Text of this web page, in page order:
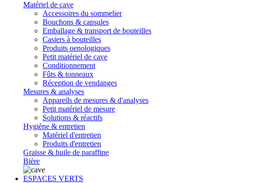
Matériel de cave
Accessoires du sommelier
Bouchons & capsules
Emballage & transport de bouteilles
Casiers à bouteilles
Produits oenologiques
Petit matériel de cave
Conditionnement
Fûts & tonneaux
Réception de vendanges
Mesures & analyses
Appareils de mesures & d'analyses
Petit matériel de mesure
Solutions & réactifs
Hygiène & entretien
Matériel d'entretien
Produits d'entretien
Graisse & huile de paraffine
Bière
ESPACES VERTS